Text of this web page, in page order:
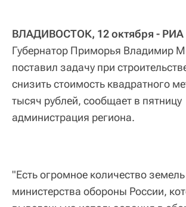
ВЛАДИВОСТОК, 12 октября - РИА
Губернатор Приморья Владимир
поставил задачу при
снизить стоимость квадратного
тысяч рублей, сообщает в пятницу
администрация региона.
"Есть огромное количество земель
министерства обороны России,